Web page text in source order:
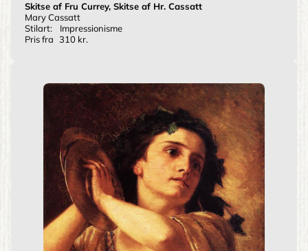
Skitse af Fru Currey, Skitse af Hr. Cassatt
Mary Cassatt
Stilart:
Impressionisme
Pris fra 310 kr.